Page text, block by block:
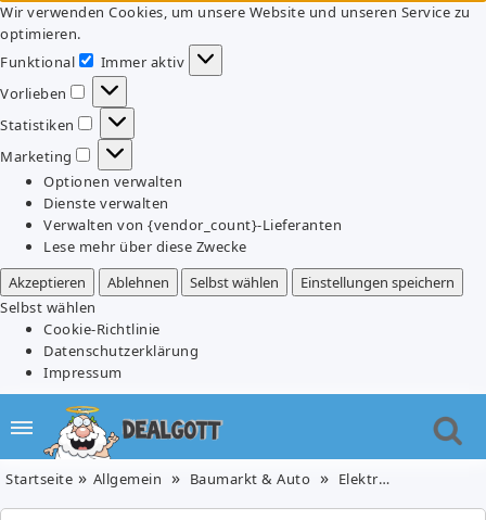
Wir verwenden Cookies, um unsere Website und unseren Service zu
optimieren.
Funktional
Funktional
Immer aktiv
Vorlieben
Vorlieben
Statistiken
Statistiken
Marketing
Marketing
Optionen verwalten
Dienste verwalten
Verwalten von {vendor_count}-Lieferanten
Lese mehr über diese Zwecke
Akzeptieren
Ablehnen Selbst wählen
Einstellungen speichern
Selbst wählen
Cookie-Richtlinie
Datenschutzerklärung
Impressum
Startseite Allgemein Baumarkt & Auto Elektronik & Foto